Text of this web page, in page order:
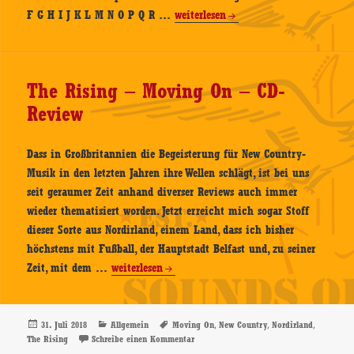
F G H I J K L M N O P Q R …Interpretenskala
weiterlesen
The Rising – Moving On – CD-
Review
Dass in Großbritannien die Begeisterung für New Country-
Musik in den letzten Jahren ihre Wellen schlägt, ist bei uns
seit geraumer Zeit anhand diverser Reviews auch immer
wieder thematisiert worden. Jetzt erreicht mich sogar Stoff
dieser Sorte aus Nordirland, einem Land, dass ich bisher
höchstens mit Fußball, der Hauptstadt Belfast und, zu seiner
Zeit, mit dem …The
Rising
–
Moving
On
weiterlesen
Veröffentlicht
am
31. Juli 2018 Kategorien
Allgemein Schlagwörter
Moving On,New Country,Nordirland,
The Rising Schreibe einen Kommentarzu The Rising – Moving On – CD-Review